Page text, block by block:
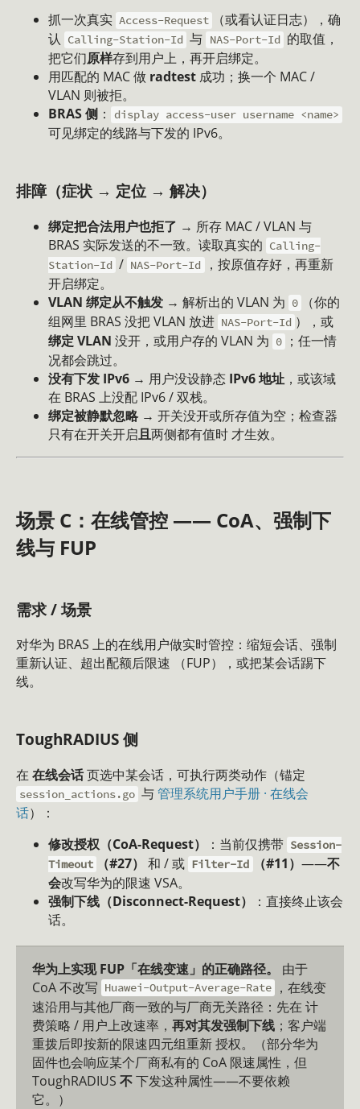
抓一次真实 Access-Request
（或看认证日志），确
认 Calling-Station-Id 与 NAS-Port-Id 的取值，
把它们原样存到用户上，再开启绑定。
用匹配的 MAC 做 radtest成功；换一个 MAC /
VLAN 则被拒。
BRAS 侧 ： display access-user username <name>
可见绑定的线路与下发的 IPv6。
排障（症状 → 定位 → 解决）
绑定把合法用户也拒了 → 所存 MAC / VLAN 与
BRAS 实际发送的不一致。读取真实的 Calling-
Station-Id / NAS-Port-Id
，按原值存好，再重新
开启绑定。
VLAN 绑定从不触发 → 解析出的 VLAN 为 0
（你的
组网里 BRAS 没把 VLAN 放进 NAS-Port-Id ），或
绑定 VLAN 没开，或用户存的 VLAN 为 0
；任一情
况都会跳过。
没有下发 IPv6 → 用户没设静态 IPv6 地址 ，或该域
在 BRAS 上没配 IPv6 / 双栈。
绑定被静默忽略 → 开关没开或所存值为空；检查器
只有在开关开启且两侧都有值时 才生效。
场景 C：在线管控 —— CoA、强制下
线与 FUP
需求 / 场景
对华为 BRAS 上的在线用户做实时管控：缩短会话、强制
重新认证、超出配额后限速 （FUP），或把某会话踢下
线。
ToughRADIUS 侧
在 在线会话页选中某会话，可执行两类动作（锚定
session_actions.go 与管理系统用户手册 · 在线会
话）：
修改授权（CoA-Request）
：当前仅携带 Session-
Timeout
（#27） 和 / 或 Filter-Id （#11） ——不
会改写华为的限速 VSA。
强制下线（Disconnect-Request）
：直接终止该会
话。
华为上实现 FUP「在线变速」的正确路径。
由于
CoA 不改写 Huawei-Output-Average-Rate
，在线变
速沿用与其他厂商一致的与厂商无关路径：先在 计
费策略 / 用户上改速率， 再对其发强制下线 ；客户端
重拨后即按新的限速四元组重新 授权。（部分华为
固件也会响应某个厂商私有的 CoA 限速属性，但
ToughRADIUS 不下发这种属性——不要依赖
它。）